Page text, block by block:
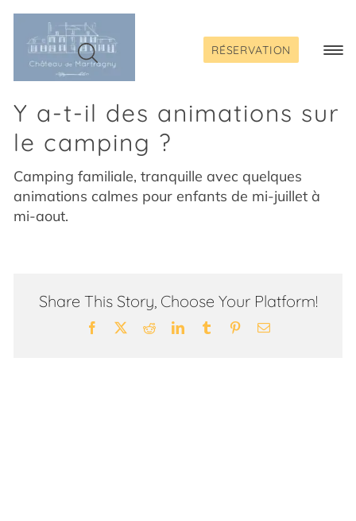
Passer
contenu
RÉSERVATION
Y a-t-il des animations sur
le camping ?
Camping familiale, tranquille avec quelques
animations calmes pour enfants de mi-juillet à
mi-aout.
Share This Story, Choose Your Platform!
Facebook RedditLinkedInTumblr PinterestEmail